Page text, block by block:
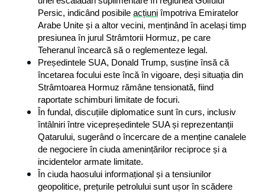
Persic, indicând posibile acțiuni împotriva Emiratelor
Arabe Unite și a altor vecini, menținând în același timp
presiunea în jurul Strâmtorii Hormuz, pe care
Teheranul încearcă să o reglementeze legal.
Președintele SUA, Donald Trump, susține însă că
încetarea focului este încă în vigoare, deși situația din
Strâmtoarea Hormuz rămâne tensionată, fiind
raportate schimburi limitate de focuri.
În fundal, discuțiile diplomatice sunt în curs, inclusiv
întâlniri între vicepreședintele SUA și reprezentanții
Qatarului, sugerând o încercare de a menține canalele
de negociere în ciuda amenințărilor reciproce și a
incidentelor armate limitate.
În ciuda haosului informațional și a tensiunilor
geopolitice, prețurile petrolului sunt ușor în scădere